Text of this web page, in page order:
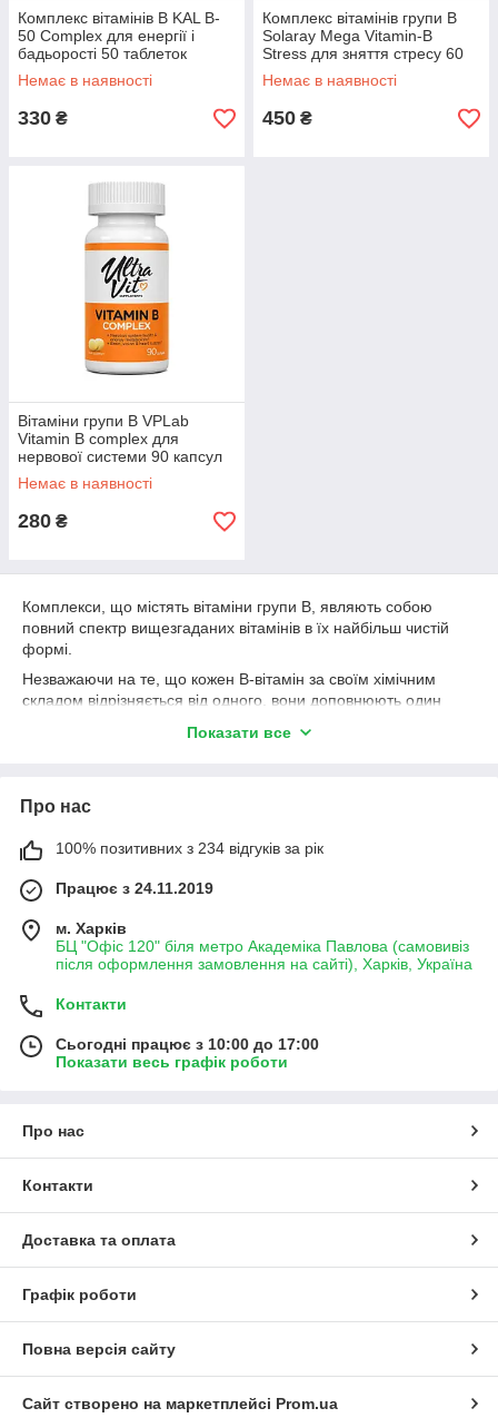
Комплекс вітамінів B KAL B-
50 Complex для енергії і
бадьорості 50 таблеток
Немає в наявності
330 ₴
Комплекс вітамінів групи B
Solaray Mega Vitamin-B
Stress для зняття стресу 60
рослинних капсул
Немає в наявності
450 ₴
Вітаміни групи В VPLab
Vitamin B complex для
нервової системи 90 капсул
Немає в наявності
280 ₴
Комплекси, що містять вітаміни групи B, являють собою
повний спектр вищезгаданих вітамінів в їх найбільш чистій
формі.
Незважаючи на те, що кожен В-вітамін за своїм хімічним
складом відрізняється від одного, вони доповнюють один
спільна дія дозволяє ефективно засвоювати білки, жири та
судинної систем, беруть участь в утворенні червоних
для краси шкіри та волосся.
Вітаміни групи В належать до числа водорозчинних
біологічно активних речовин і не запасаються в організмі
людини (за винятком
надходити до нас в їжу щодня.
Однак раціон сучасної людини досить бідний та
одноманітний, і отримати добову норму всього спектру B-
вітамінів протягом дня видається мало можливим.
Курсовый прийом B-комплексів 2-3 рази в рік дозволить не
допустити грубих дефіцитів вітамінів групи B, однак
Показати все
Про нас
100% позитивних з 234 відгуків за рік
Працює з 24.11.2019
м. Харків
БЦ "Офіс 120" біля метро Академіка Павлова (самовивіз
після оформлення замовлення на сайті), Харків, Україна
Контакти
Сьогодні працює з 10:00 до 17:00
Показати весь графік роботи
Про нас
Контакти
Доставка та оплата
Графік роботи
Повна версія сайту
Сайт створено на маркетплейсі Prom.ua